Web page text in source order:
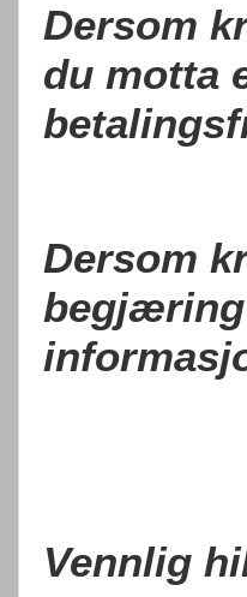
Dersom
du motta
Dersom
begjæring
Vennlig